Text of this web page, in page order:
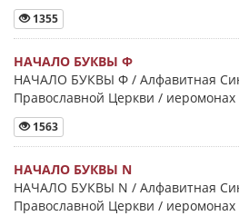
1355
НАЧАЛО БУКВЫ Φ
НАЧАЛО БУКВЫ Φ / Алфавитная
Православной Церкви /
1563
НАЧАЛО БУКВЫ Ν
НАЧАЛО БУКВЫ Ν / Алфавитная
Православной Церкви /